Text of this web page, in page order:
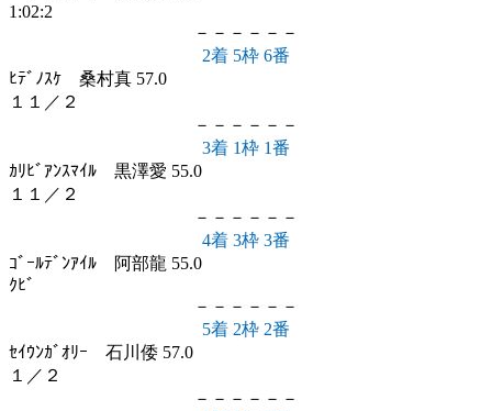
1:02:2
－－－－－－
2着 5枠 6番
ﾋﾃﾞﾉｽｹ 桑村真 57.0
１１／２
－－－－－－
3着 1枠 1番
ｶﾘﾋﾞｱﾝｽﾏｲﾙ 黒澤愛 55.0
１１／２
－－－－－－
4着 3枠 3番
ｺﾞｰﾙﾃﾞﾝｱｲﾙ 阿部龍 55.0
ｸﾋﾞ
－－－－－－
5着 2枠 2番
ｾｲｳﾝｶﾞｵﾘｰ 石川倭 57.0
１／２
－－－－－－